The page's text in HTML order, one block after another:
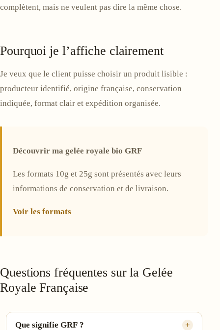
complètent, mais ne veulent pas dire la même chose.
Pourquoi je l’affiche clairement
Je veux que le client puisse choisir un produit lisible :
producteur identifié, origine française, conservation
indiquée, format clair et expédition organisée.
Découvrir ma gelée royale bio GRF
Les formats 10g et 25g sont présentés avec leurs
informations de conservation et de livraison.
Voir les formats
Questions fréquentes sur la Gelée
Royale Française
Que signifie GRF ?